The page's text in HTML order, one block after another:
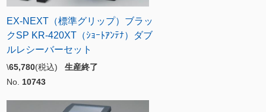
EX-NEXT（標準グリップ）ブラッ
クSP KR-420XT（ｼｮｰﾄｱﾝﾃﾅ）ダブ
ルレシーバーセット
\65,780(税込) 生産終了
No. 10743